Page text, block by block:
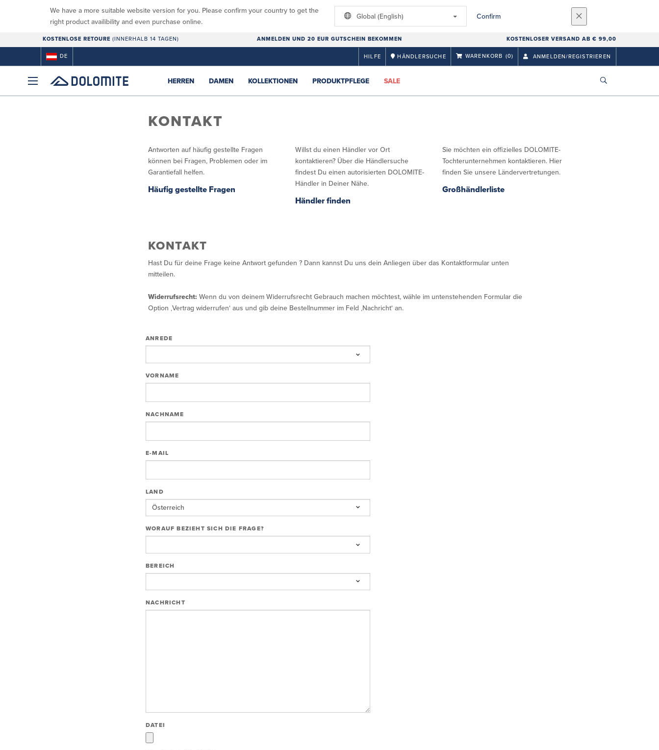
We have a more suitable website version for you. Please confirm your country to get the
right product availibility and even purchase online.
Global (English) Confirm
KOSTENLOSE RETOURE (INNERHALB 14 TAGEN) ANMELDEN UND 20 EUR GUTSCHEIN BEKOMMEN KOSTENLOSER VERSAND AB € 99,00
DE HILFE HÄNDLERSUCHE WARENKORB (0) ANMELDEN/REGISTRIEREN
HERREN DAMEN KOLLEKTIONEN PRODUKTPFLEGE SALE
KONTAKT
Antworten auf häufig gestellte Fragen
können bei Fragen, Problemen oder im
Garantiefall helfen.
Häufig gestellte Fragen
Willst du einen Händler vor Ort
kontaktieren? Über die Händlersuche
findest Du einen autorisierten DOLOMITE-
Händler in Deiner Nähe.
Händler finden
Sie möchten ein offizielles DOLOMITE-
Tochterunternehmen kontaktieren. Hier
finden Sie unsere Ländervertretungen.
Großhändlerliste
KONTAKT
Hast Du für deine Frage keine Antwort gefunden ? Dann kannst Du uns dein Anliegen über das Kontaktformular unten
mitteilen.
Widerrufsrecht: Wenn du von deinem Widerrufsrecht Gebrauch machen möchtest, wähle im untenstehenden Formular die
Option ‚Vertrag widerrufen‘ aus und gib deine Bestellnummer im Feld ‚Nachricht‘ an.
ANREDE
VORNAME
NACHNAME
E-MAIL
LAND
WORAUF BEZIEHT SICH DIE FRAGE?
BEREICH
NACHRICHT
DATEI